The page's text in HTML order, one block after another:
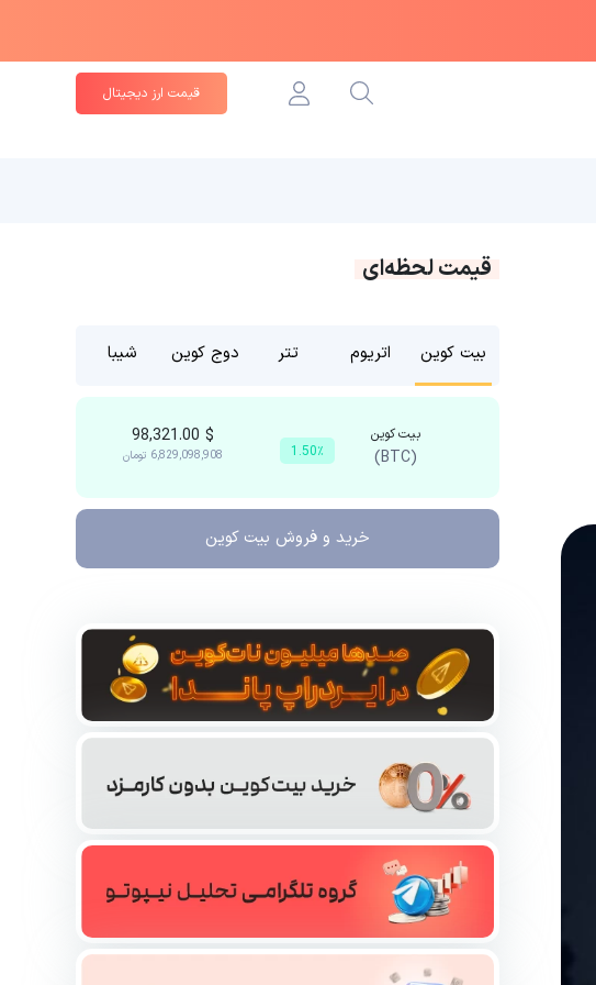
قیمت ارز دیجیتال
قیمت لحظه‌ای
بیت کوین اتریوم تتر دوج کوین شیبا
بیت کوین
(BTC) 1.50٪
$
6,829,098,908 تومان
خرید و فروش بیت کوین